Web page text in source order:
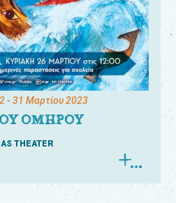
- 31 Μαρτίου 2023
ΟΜΗΡΟΥ
THEATER